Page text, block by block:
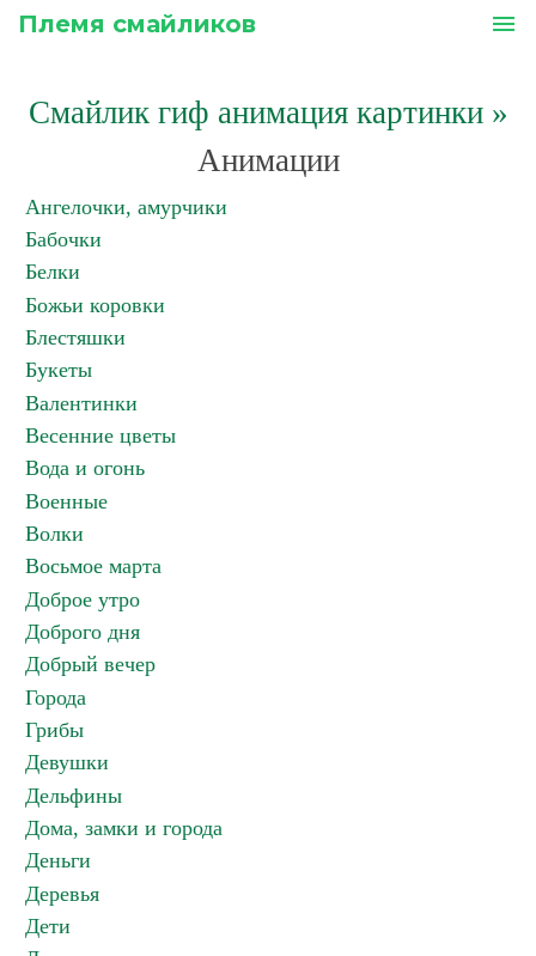
Племя смайликов menu
Смайлик гиф анимация картинки»
Анимации
Ангелочки, амурчики
Бабочки
Белки
Божьи коровки
Блестяшки
Букеты
Валентинки
Весенние цветы
Вода и огонь
Военные
Волки
Восьмое марта
Доброе утро
Доброго дня
Добрый вечер
Города
Грибы
Девушки
Дельфины
Дома, замки и города
Деньги
Деревья
Дети